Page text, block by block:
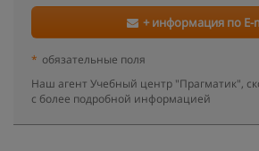
+ информация по E-
* обязательные поля
Наш агент Учебный центр "Прагматик",
с более подробной информацией